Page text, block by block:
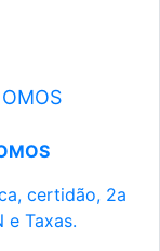
certidão, 2a
e Taxas.